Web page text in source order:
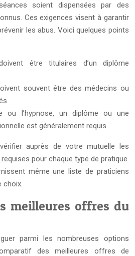
soient dispensées par des
Ces exigences visent à garantir
les abus. Voici quelques points
être titulaires d’un diplôme
souvent être des médecins ou
ou l’hypnose, un diplôme ou une
est généralement requis
auprès de votre mutuelle les
pour chaque type de pratique.
même une liste de praticiens
choix.
meilleures offres du
parmi les nombreuses options
des meilleures offres de